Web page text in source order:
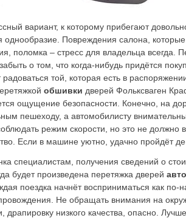
вариант, к которому прибегают
однообразие. Повреждения салона,
поломка – стресс для владельца всегда.
о том, что когда-нибудь придётся
радоваться той, которая есть в
обшивки дверей Фольксваген
ощущение безопасности. Конечно, на
пешеходу, а автомобилисту
режим скорости, но это не должно
Если в машине уютно, удачно пройдёт
специалистам, получения сведений о
будет произведена перетяжка дверей
поездка начнёт восприниматься как по-
Не обращать внимания на
драпировку низкого качества, опасно.